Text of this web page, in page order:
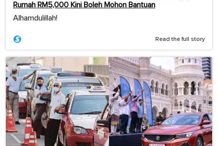
Rumah RM5,000 Kini Boleh Mohon Bantuan
Alhamdulillah!
Read the full story